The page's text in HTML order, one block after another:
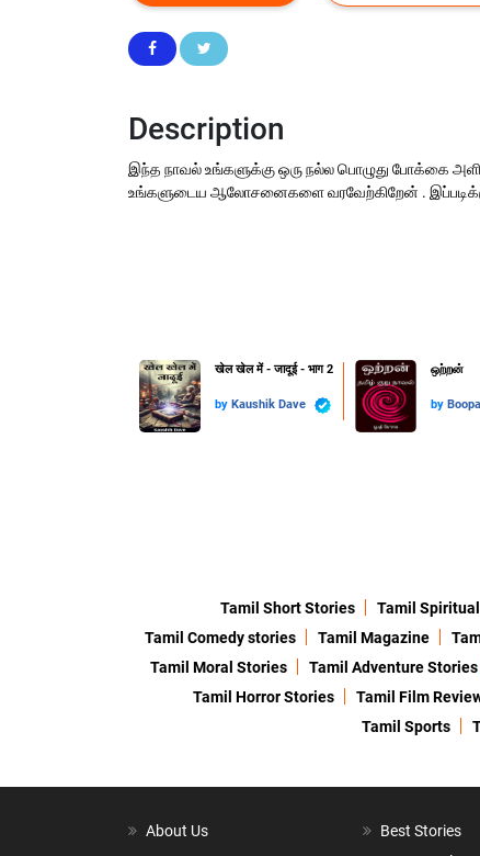
Description
இந்த நாவல் உங்களுக்கு ஒரு நல்ல பொழுது போக்கை
உங்களுடைய ஆலோசனைகளை வரவேற்கிறேன் .
खेल खेल में - जादूई - भाग 2
by Kaushik Dave
ஒற்றன்
by
Tamil Short Stories Tamil
Tamil Comedy stories
Tamil Magazine
Tamil Moral Stories
Tamil Adventure Stories
Tamil Horror Stories
Tamil Film
Tamil Sports
About Us
Best Stories